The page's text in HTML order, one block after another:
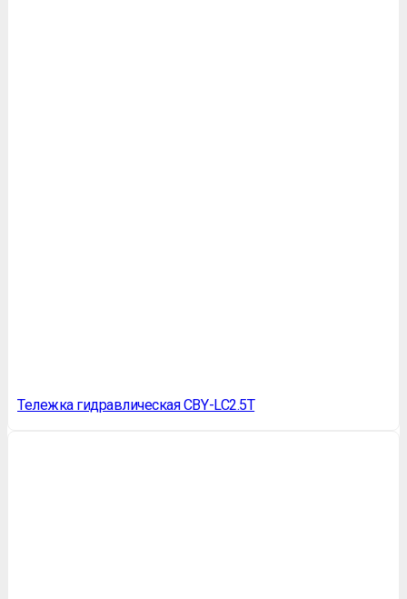
Тележка гидравлическая CBY-LC2.5T